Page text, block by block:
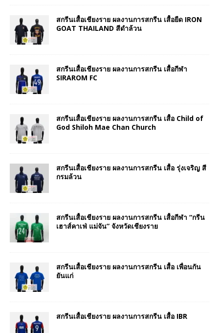
สกรีนเสื้อเชียงราย ผลงานการสกรีน เสื้อยืด IRON
GOAT THAILAND สีดำล้วน
สกรีนเสื้อเชียงราย ผลงานการสกรีน เสื้อกีฬา
SIRAROM FC
สกรีนเสื้อเชียงราย ผลงานการสกรีน เสื้อ Child of
God Shiloh Mae Chan Church
สกรีนเสื้อเชียงราย ผลงานการสกรีน เสื้อ รุ่งเจริญ สี
กรมล้วน
สกรีนเสื้อเชียงราย ผลงานการสกรีน เสื้อกีฬา “กรีน
เฮาส์คาเฟ่ แม่จัน” จังหวัดเชียงราย
สกรีนเสื้อเชียงราย ผลงานการสกรีน เสื้อ เพื่อนกัน
ยันแก่
สกรีนเสื้อเชียงราย ผลงานการสกรีน เสื้อ IBR